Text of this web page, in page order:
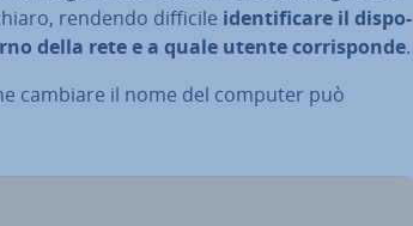
rendendo difficile iden­ti­fi­ca­re il di­spo­
della rete e a quale utente cor­ri­spon­de.
cambiare il nome del computer può